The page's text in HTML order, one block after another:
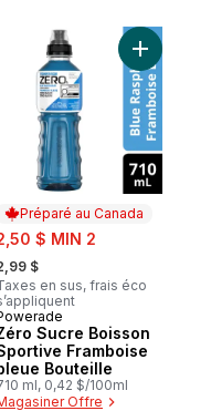
Drink Variété Bouteilles au
Préparé au Canada
$ MIN 2
, formerly:
$
en sus, frais éco
au Canada
Sucre Boisson
Framboise
Bouteille
ml, 0,42 $/100ml
Offre
Ajouter